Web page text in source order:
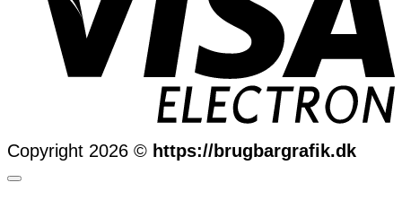
Copyright 2026 © https://brugbargrafik.dk